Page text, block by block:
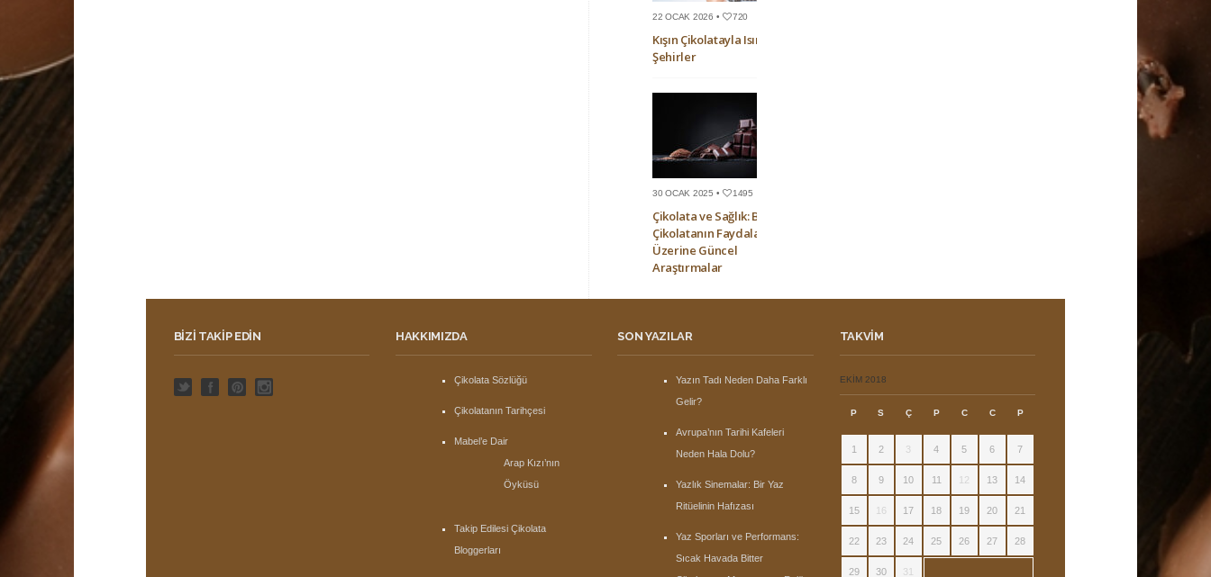
22 OCAK 2026 • 720
Kışın Çikolatayla Isınan
Şehirler
30 OCAK 2025 • 1495
Çikolata ve Sağlık: Bitter
Çikolatanın Faydaları
Üzerine Güncel
Araştırmalar
BIZI TAKIP EDIN HAKKIMIZDA
Çikolata Sözlüğü
Çikolatanın Tarihçesi
Mabel’e Dair
Arap Kızı’nın
Öyküsü
Takip Edilesi Çikolata
Bloggerları
SON YAZILAR
Yazın Tadı Neden Daha Farklı
Gelir?
Avrupa’nın Tarihi Kafeleri
Neden Hala Dolu?
Yazlık Sinemalar: Bir Yaz
Ritüelinin Hafızası
Yaz Sporları ve Performans:
Sıcak Havada Bitter
TAKVIM
EKIM 2018
P S Ç P C C P
1 2 3 4 5 6 7
8 9 10 11 12 13 14
15 16 17 18 19 20 21
22 23 24 25 26 27 28
29 30 31